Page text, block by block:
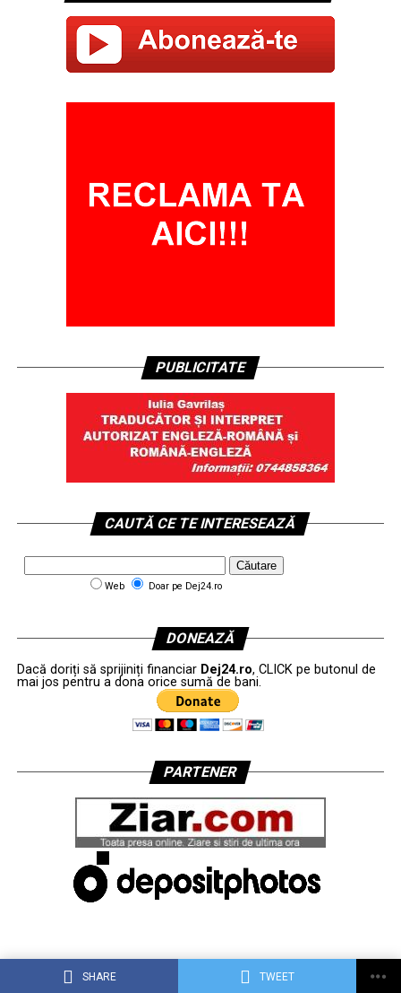
SHARE TWEET
PUBLICITATE
CAUTĂ CE TE INTERESEAZĂ
Web Doar pe Dej24.ro
DONEAZĂ
Dacă doriți să sprijiniți financiar Dej24.ro, CLICK pe butonul de
mai jos pentru a dona orice sumă de bani.
PARTENER